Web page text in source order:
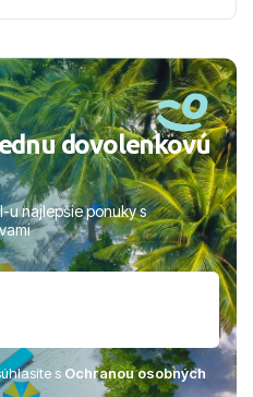
dovolenkovú
u najlepšie ponuky s
sOchranou osobných